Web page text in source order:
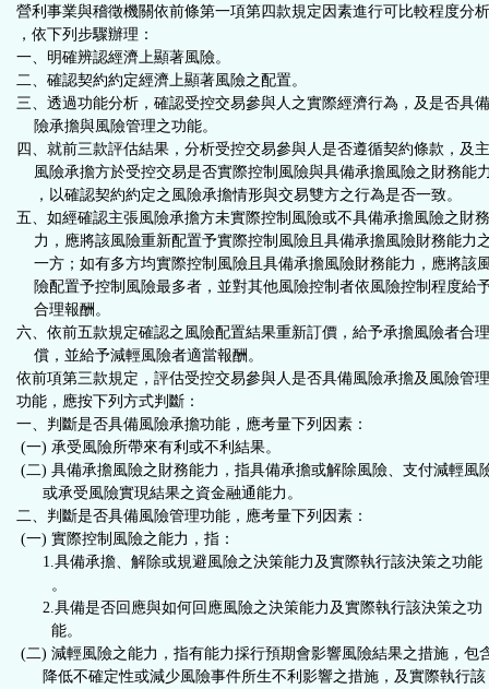
營利事業與稽徵機關依前條第一項第四款規定因素進行可比較程度分
，依下列步驟辦理：
一、明確辨認經濟上顯著風險。
二、確認契約約定經濟上顯著風險之配置。
三、透過功能分析，確認受控交易參與人之實際經濟行為，及是否具
險承擔與風險管理之功能。
四、就前三款評估結果，分析受控交易參與人是否遵循契約條款，及
風險承擔方於受控交易是否實際控制風險與具備承擔風險之財務能
，以確認契約約定之風險承擔情形與交易雙方之行為是否一致。
五、如經確認主張風險承擔方未實際控制風險或不具備承擔風險之財
力，應將該風險重新配置予實際控制風險且具備承擔風險財務能力
一方；如有多方均實際控制風險且具備承擔風險財務能力，應將該
險配置予控制風險最多者，並對其他風險控制者依風險控制程度給
合理報酬。
六、依前五款規定確認之風險配置結果重新訂價，給予承擔風險者合
償，並給予減輕風險者適當報酬。
依前項第三款規定，評估受控交易參與人是否具備風險承擔及風險管
功能，應按下列方式判斷：
一、判斷是否具備風險承擔功能，應考量下列因素：
(一) 承受風險所帶來有利或不利結果。
(二) 具備承擔風險之財務能力，指具備承擔或解除風險、支付減輕風
或承受風險實現結果之資金融通能力。
二、判斷是否具備風險管理功能，應考量下列因素：
(一) 實際控制風險之能力，指：
1.具備承擔、解除或規避風險之決策能力及實際執行該決策之功能
。
2.具備是否回應與如何回應風險之決策能力及實際執行該決策之功
能。
(二) 減輕風險之能力，指有能力採行預期會影響風險結果之措施，包
降低不確定性或減少風險事件所生不利影響之措施，及實際執行該